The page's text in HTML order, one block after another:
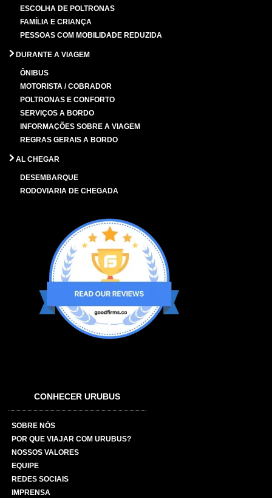
ESCOLHA DE POLTRONAS
FAMÍLIA E CRIANÇA
PESSOAS COM MOBILIDADE REDUZIDA
DURANTE A VIAGEM
ÔNIBUS
MOTORISTA / COBRADOR
POLTRONAS E CONFORTO
SERVIÇOS A BORDO
INFORMAÇÕES SOBRE A VIAGEM
REGRAS GERAIS A BORDO
AL CHEGAR
DESEMBARQUE
RODOVIARIA DE CHEGADA
CONHECER URUBUS
SOBRE NÓS
POR QUE VIAJAR COM URUBUS?
NOSSOS VALORES
EQUIPE
REDES SOCIAIS
IMPRENSA